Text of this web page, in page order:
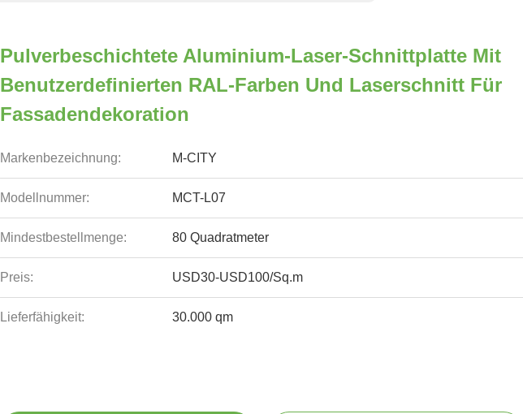
Pulverbeschichtete Aluminium-Laser-Schnittplatte Mit
Benutzerdefinierten RAL-Farben Und Laserschnitt Für
Fassadendekoration
Markenbezeichnung: M-CITY
Modellnummer: MCT-L07
Mindestbestellmenge: 80 Quadratmeter
Preis: USD30-USD100/Sq.m
Lieferfähigkeit: 30.000 qm